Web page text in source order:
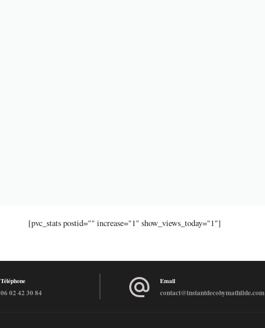
[pvc_stats postid="" increase="1" show_views_today="1"]
Téléphone
06 02 42 30 84
Email
contact@instantdecobymathilde.com